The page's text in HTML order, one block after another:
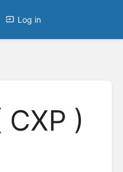
Log in
)